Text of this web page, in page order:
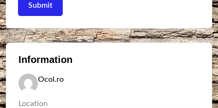
Information
Ocol.ro
Location